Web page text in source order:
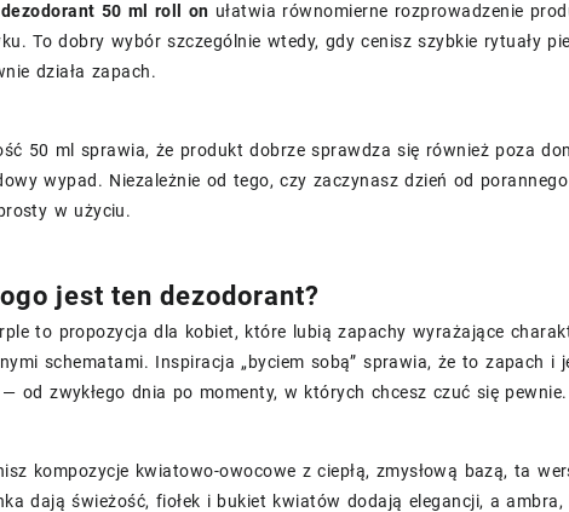
dezodorant 50 ml roll on ułatwia równomierne rozprowadzenie
To dobry wybór szczególnie wtedy, gdy cenisz szybkie rytuały
działa zapach.
50 ml sprawia, że produkt dobrze sprawdza się również poza
wypad. Niezależnie od tego, czy zaczynasz dzień od
w użyciu.
jest ten dezodorant?
to propozycja dla kobiet, które lubią zapachy wyrażające
schematami. Inspiracja „byciem sobą” sprawia, że to zapach
od zwykłego dnia po momenty, w których chcesz czuć się pewnie.
kompozycje kwiatowo-owocowe z ciepłą, zmysłową bazą, ta
dają świeżość, fiołek i bukiet kwiatów dodają elegancji, a